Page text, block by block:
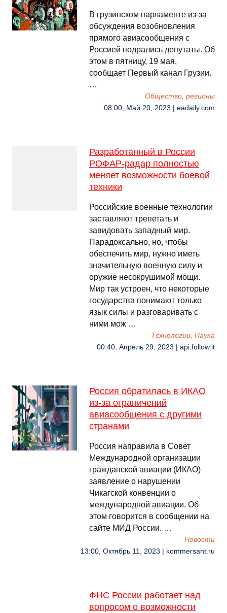
В грузинском парламенте из-за
обсуждения возобновления
прямого авиасообщения с
Россией подрались депутаты. Об
этом в пятницу, 19 мая,
сообщает Первый канал Грузии.
…
Общество, регионы
08:00, Май 20, 2023 | eadaily.com
Разработанный в России
РОФАР-радар полностью
меняет возможности боевой
техники
Российские военные технологии
заставляют трепетать и
завидовать западный мир.
Парадоксально, но, чтобы
обеспечить мир, нужно иметь
значительную военную силу и
оружие несокрушимой мощи.
Мир так устроен, что некоторые
государства понимают только
язык силы и разговаривать с
ними мож …
Технологии, Наука
00:40, Апрель 29, 2023 | api.follow.it
Россия обратилась в ИКАО
из-за ограничений
авиасообщения с другими
странами
Россия направила в Совет
Международной организации
гражданской авиации (ИКАО)
заявление о нарушении
Чикагской конвенции о
международной авиации. Об
этом говорится в сообщении на
сайте МИД России. …
Новости
13:00, Октябрь 11, 2023 | kommersant.ru
ФНС России работает над
вопросом о возможности